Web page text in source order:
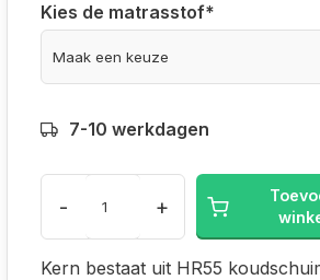
Kies de matrasstof*
7-10 werkdagen
- +
Kern bestaat uit HR55